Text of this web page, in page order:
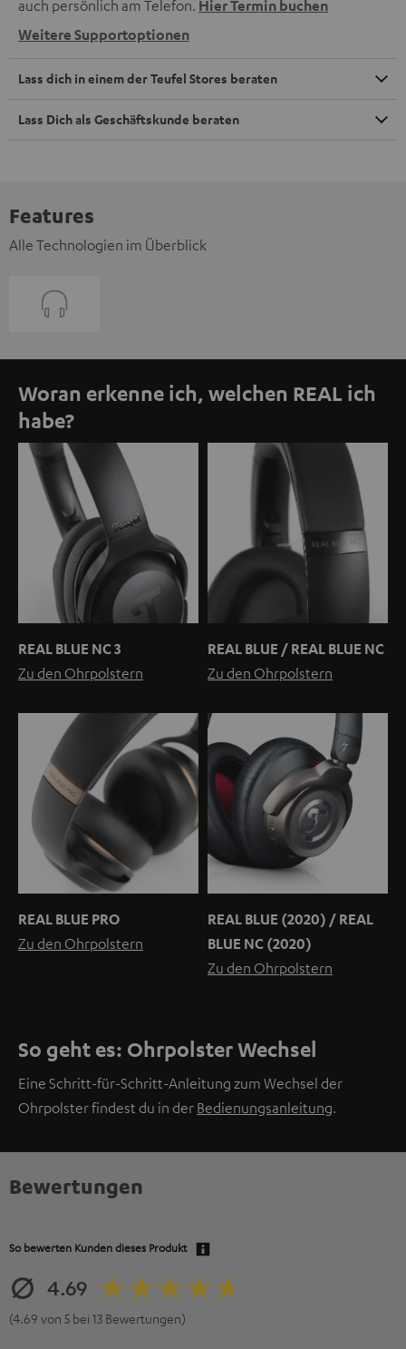
auch persönlich am Telefon. Hier Termin buchen
Weitere Supportoptionen
Lass dich in einem der Teufel Stores beraten
Lass Dich als Geschäftskunde beraten
Features
Alle Technologien im Überblick
Woran erkenne ich, welchen REAL ich
habe?
REAL BLUE NC 3
Zu den Ohrpolstern
REAL BLUE / REAL BLUE NC
Zu den Ohrpolstern
REAL BLUE PRO
Zu den Ohrpolstern
REAL BLUE (2020) / REAL
BLUE NC (2020)
Zu den Ohrpolstern
So geht es: Ohrpolster Wechsel
Eine Schritt-für-Schritt-Anleitung zum Wechsel der
Ohrpolster findest du in der Bedienungsanleitung.
Bewertungen
So bewerten Kunden dieses Produkt
4.69
(4.69 von 5 bei 13 Bewertungen)